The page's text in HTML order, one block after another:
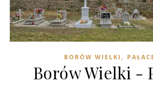
BORÓW WIELKI ,
Borów Wielki -